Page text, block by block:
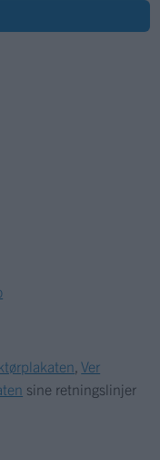
,Ver
sine retningslinjer